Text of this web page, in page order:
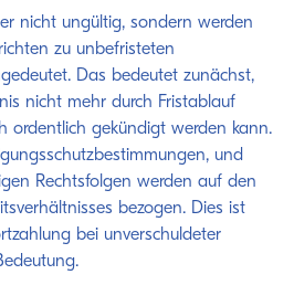
nicht ungültig, sondern werden
zu unbefristeten
Das bedeutet zunächst,
nicht mehr durch Fristablauf
ordentlich gekündigt werden kann.
und
Rechtsfolgen werden auf den
bezogen. Dies ist
bei unverschuldeter